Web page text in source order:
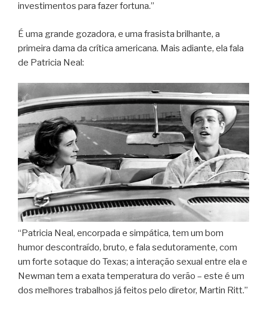
investimentos para fazer fortuna.”
É uma grande gozadora, e uma frasista brilhante, a
primeira dama da crítica americana. Mais adiante, ela fala
de Patricia Neal:
“Patricia Neal, encorpada e simpática, tem um bom
humor descontraído, bruto, e fala sedutoramente, com
um forte sotaque do Texas; a interação sexual entre ela e
Newman tem a exata temperatura do verão – este é um
dos melhores trabalhos já feitos pelo diretor, Martin Ritt.”